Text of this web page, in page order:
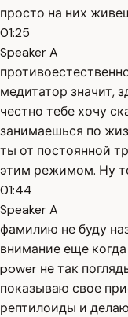
просто на них
01:25
Speaker A
медитатор значит,
честно тебе хочу
занимаешься по
ты от постоянной
этим режимом. Ну
01:44
Speaker A
фамилию не буду
внимание еще
power не так
показываю свое
рептилоиды и